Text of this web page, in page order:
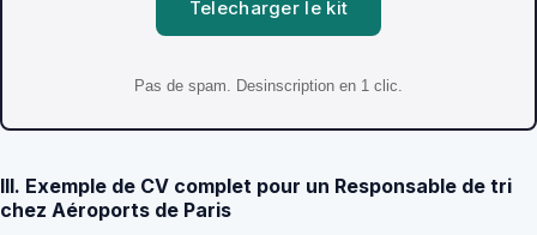
Telecharger le kit
Pas de spam. Desinscription en 1 clic.
III. Exemple de CV complet pour un Responsable de tri
chez Aéroports de Paris